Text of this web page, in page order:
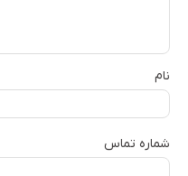
نام
شماره تماس